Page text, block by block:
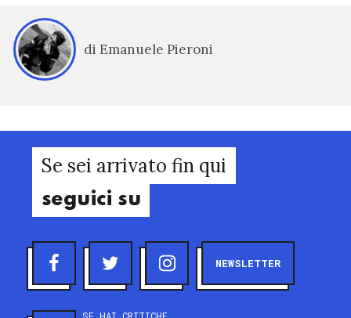
di Emanuele Pieroni
Se sei arrivato fin qui
seguici su
NEWSLETTER